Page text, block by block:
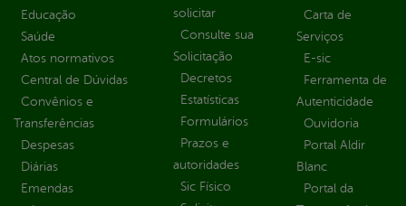
Educação
Saúde
Atos normativos
Central de Dúvidas
Convênios e
Transferências
Despesas
Diárias
Emendas
solicitar
Consulte sua
Solicitação
Decretos
Estatísticas
Formulários
Prazos e
autoridades
Sic Físico
Carta de
Serviços
E-sic
Ferramenta de
Autenticidade
Ouvidoria
Portal Aldir
Blanc
Portal da